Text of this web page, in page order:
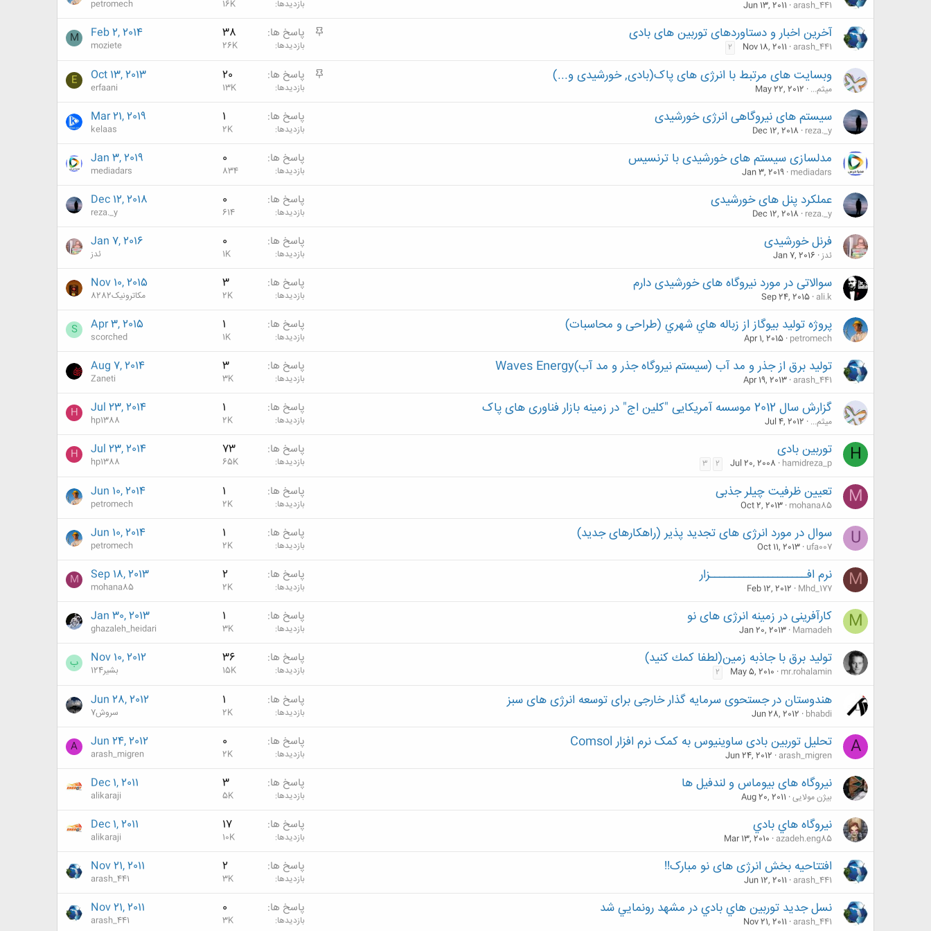
arash_441
Jun 13, 2011 بازدیدها 16K
petromech
م
آخرین اخبار و دستاوردهای توربین های بادی
arash_441
Nov 18, 2011
2
پاسخ ها 38
بازدیدها 26K
Feb 2, 2014
moziete
M
م
وبسایت های مرتبط با انرژی های پاک(بادی, خورشیدی و...)
میثم... May 22, 2012
پاسخ ها 20
بازدیدها 13K
Oct 13, 2013
erfaani
E
سیستم های نیروگاهی انرژی خورشیدی
reza._y
Dec 12, 2018
پاسخ ها 1
بازدیدها 2K
Mar 21, 2019
kelaas
مدلسازی سیستم های خورشیدی با ترنسیس
mediadars
Jan 3, 2019
پاسخ ها 0
بازدیدها 834
Jan 3, 2019
mediadars
عملکرد پنل های خورشیدی
reza._y
Dec 12, 2018
پاسخ ها 0
بازدیدها 614
Dec 12, 2018
reza._y
فرنل خورشیدی
ئدز Jan 7, 2016
پاسخ ها 0
بازدیدها 1K
Jan 7, 2016
ئدز
سوالاتی در مورد نیروگاه های خورشیدی دارم
ali.k
Sep 24, 2015
پاسخ ها 3
بازدیدها 2K
Nov 10, 2015
مکاترونیک8282
پروژه توليد بيوگاز از زباله هاي شهري (طراحی و محاسبات)
petromech
Apr 1, 2015
پاسخ ها 1
بازدیدها 1K
Apr 3, 2015
scorched
S
تولید برق از جذر و مد آب (سیستم نیروگاه جذر و مد آب)Waves Energy
arash_441
Apr 19, 2013
پاسخ ها 3
بازدیدها 3K
Aug 7, 2014
Zaneti
گزارش سال 2012 موسسه آمریکایی "کلین اج" در زمینه بازار فناوری های پاک
میثم... Jul 4, 2012
پاسخ ها 1
بازدیدها 2K
Jul 23, 2014
hp1388
H
H توربین بادی
hamidreza_p
Jul 20, 2008
2
3
پاسخ ها 73
بازدیدها 65K
Jul 23, 2014
hp1388
H
M تعیین ظرفیت چیلر جذبی
mohana85
Oct 2, 2013
پاسخ ها 1
بازدیدها 2K
Jun 10, 2014
petromech
U سوال در مورد انرژی های تجدید پذیر (راهکارهای جدید)
ufa007
Oct 11, 2013
پاسخ ها 1
بازدیدها 2K
Jun 10, 2014
petromech
M نرم افــــــــــــــــــــزار
Mhd_177
Feb 12, 2012
پاسخ ها 2
بازدیدها 2K
Sep 18, 2013
mohana85
M
M کارآفرینی در زمینه انرژی های نو
Mamadeh
Jan 20, 2013
پاسخ ها 1
بازدیدها 3K
Jan 30, 2013
ghazaleh_heidari
توليد برق با جاذبه زمين(لطفا كمك كنيد)
mr.rohalamin
May 5, 2010
2
پاسخ ها 36
بازدیدها 15K
Nov 10, 2012
بشیر124 ب
هندوستان در جستحوی سرمایه گذار خارجی برای توسعه انرژی های سبز
bhabdi
Jun 28, 2012
پاسخ ها 1
بازدیدها 2K
Jun 28, 2012
سروش7
A تحلیل توربین بادی ساوینیوس به کمک نرم افزار Comsol
arash_migren
Jun 24, 2012
پاسخ ها 0
بازدیدها 2K
Jun 24, 2012
arash_migren
A
نیروگاه های بیوماس و لندفیل ها
بیژن مولایی Aug 20, 2011
پاسخ ها 3
بازدیدها 5K
Dec 1, 2011
alikaraji
نيروگاه هاي بادي
azadeh.eng85
Mar 13, 2010
پاسخ ها 17
بازدیدها 10K
Dec 1, 2011
alikaraji
افتتاحیه بخش انرژی های نو مبارک!!
arash_441
Jun 12, 2011
پاسخ ها 2
بازدیدها 3K
Nov 21, 2011
arash_441
نسل جديد توربين هاي بادي در مشهد رونمايي شد
arash_441
Nov 21, 2011
پاسخ ها 0
بازدیدها 3K
Nov 21, 2011
arash_441